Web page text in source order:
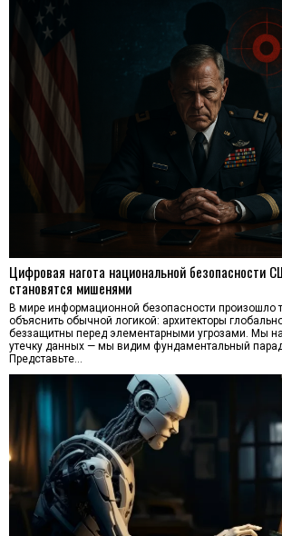
Цифровая нагота национальной безопасности
становятся мишенями
В мире информационной безопасности произошло
объяснить обычной логикой: архитекторы
беззащитны перед элементарными угрозами. Мы
утечку данных — мы видим фундаментальный
Представьте…